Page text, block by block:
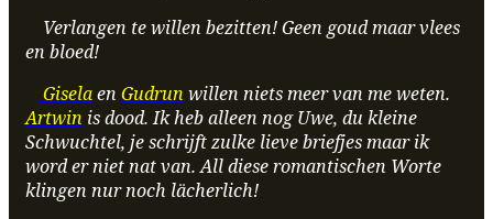
Verlangen te willen bezitten! Geen goud maar vlees
en bloed!
Giselaen Gudrun willen niets meer van me weten.
Artwin is dood. Ik heb alleen nog Uwe, du kleine
Schwuchtel, je schrijft zulke lieve briefjes maar ik
word er niet nat van. All diese romantischen Worte
klingen nur noch lächerlich!